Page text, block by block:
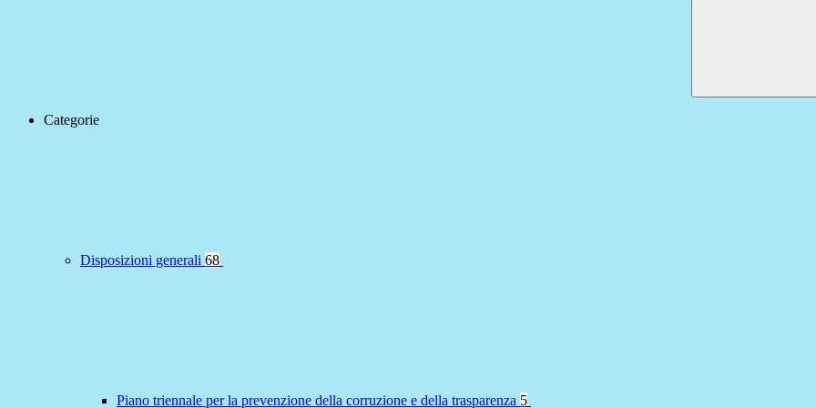
Categorie
Disposizioni generali 68
Piano triennale per la prevenzione della corruzione e della trasparenza 5